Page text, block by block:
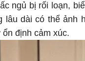
ngủ bị rối loạn,
lâu dài có thể ảnh
định cảm xúc.